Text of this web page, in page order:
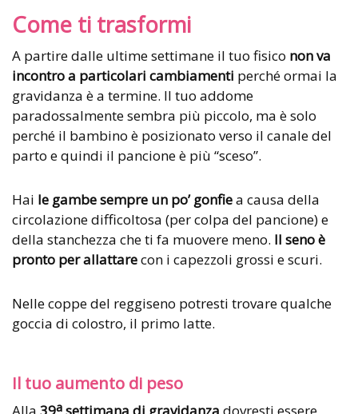
Come ti trasformi
A partire dalle ultime settimane il tuo fisico non va
incontro a particolari cambiamenti perché ormai la
gravidanza è a termine. Il tuo addome
paradossalmente sembra più piccolo, ma è solo
perché il bambino è posizionato verso il canale del
parto e quindi il pancione è più “sceso”.
Hai le gambe sempre un po’ gonfiea causa della
circolazione difficoltosa (per colpa del pancione) e
della stanchezza che ti fa muovere meno. Il seno è
pronto per allattarecon i capezzoli grossi e scuri.
Nelle coppe del reggiseno potresti trovare qualche
goccia di colostro, il primo latte.
Il tuo aumento di peso
a